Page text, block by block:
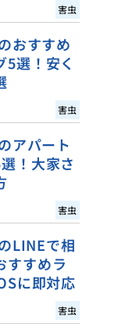
害虫
おすすめ
選！安く
害虫
アパート
！大家さ
害虫
LINEで相
すすめラ
に即対応
害虫